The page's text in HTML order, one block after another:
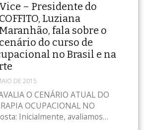
Vice – Presidente do
COFFITO, Luziana
Maranhão, fala sobre o
cenário do curso de
no Brasil e na
DE 2015
O CENÁRIO ATUAL DO
OCUPACIONAL NO
Inicialmente, avaliamos…